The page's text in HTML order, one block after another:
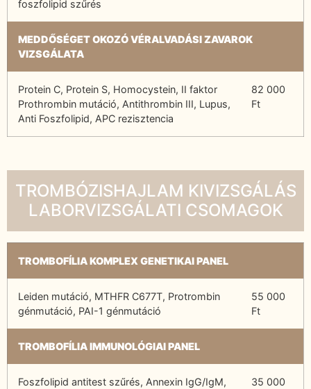
foszfolipid szűrés
MEDDŐSÉGET OKOZÓ VÉRALVADÁSI ZAVAROK
VIZSGÁLATA
Protein C, Protein S, Homocystein, II faktor
Prothrombin mutáció, Antithrombin III, Lupus,
Anti Foszfolipid, APC rezisztencia
82 000
Ft
TROMBÓZISHAJLAM KIVIZSGÁLÁS
LABORVIZSGÁLATI CSOMAGOK
TROMBOFÍLIA KOMPLEX GENETIKAI PANEL
Leiden mutáció, MTHFR C677T, Protrombin
génmutáció, PAI-1 génmutáció
55 000
Ft
TROMBOFÍLIA IMMUNOLÓGIAI PANEL
Foszfolipid antitest szűrés, Annexin IgG/IgM,
35 000